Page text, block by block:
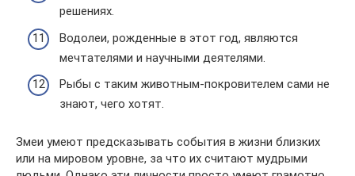
решениях.
Водолеи, рожденные в этот год, являются
мечтателями и научными деятелями.
Рыбы с таким животным-покровителем сами не
знают, чего хотят.
Змеи умеют предсказывать события в жизни близких
или на мировом уровне, за что их считают мудрыми